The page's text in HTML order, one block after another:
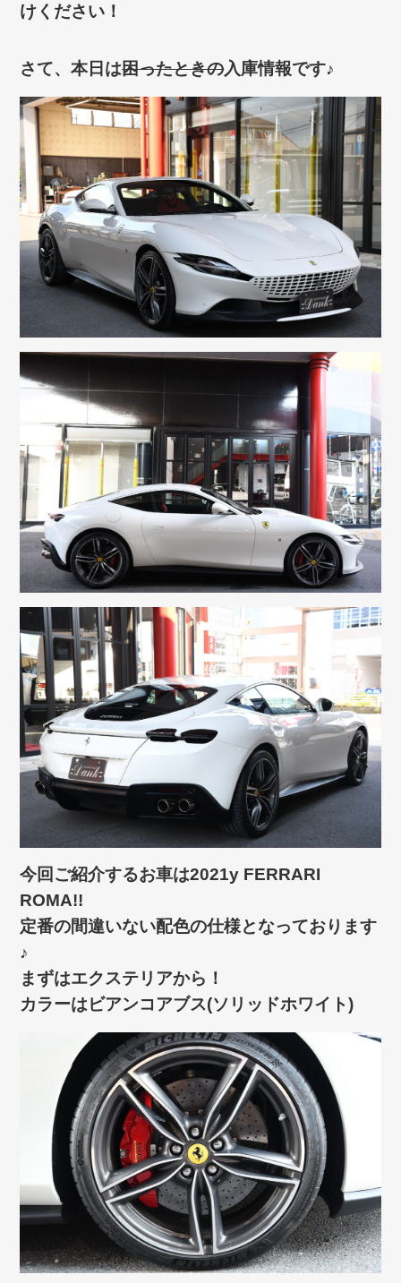
けください！
さて、本日は困ったときの入庫情報です♪
今回ご紹介するお車は2021y FERRARI
ROMA!!
定番の間違いない配色の仕様となっております
♪
まずはエクステリアから！
カラーはビアンコアブス(ソリッドホワイト)